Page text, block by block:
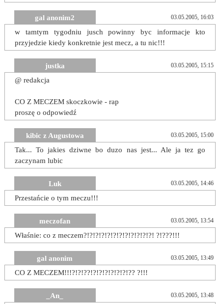
gal anonim2 03.05.2005, 16:03
w tamtym tygodniu jusch powinny byc informacje kto
przyjedzie kiedy konkretnie jest mecz, a tu nic!!!
justka 03.05.2005, 15:15
@ redakcja
CO Z MECZEM skoczkowie - rap
proszę o odpowiedź
kibic z Augustowa 03.05.2005, 15:00
Tak... To jakies dziwne bo duzo nas jest... Ale ja tez go
zaczynam lubic
Luk 03.05.2005, 14:46
Przestańcie o tym meczu!!!
meczofan 03.05.2005, 13:54
Właśnie: co z meczem?!?!?!?!?!?!?!?!?!?!?!?! ?!???!!!
gal anonim 03.05.2005, 13:49
CO Z MECZEM!!!?!?!??!?!?!?!?!?!?!?? ?!!!
_An_ 03.05.2005, 13:48